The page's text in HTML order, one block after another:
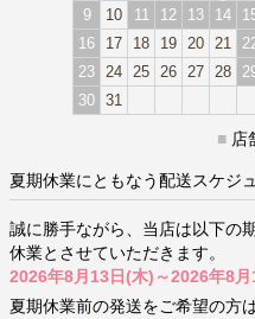
9
10 11 12 13 14
16
17 18 19 20 21
23 24 25 26 27 28
30 31
■ 店
夏期休業にともなう配送スケジ
誠に勝手ながら、当店は以下の
休業とさせていただきます。
2026年8月13日(木)～2026年8月
夏期休業前の発送をご希望の方